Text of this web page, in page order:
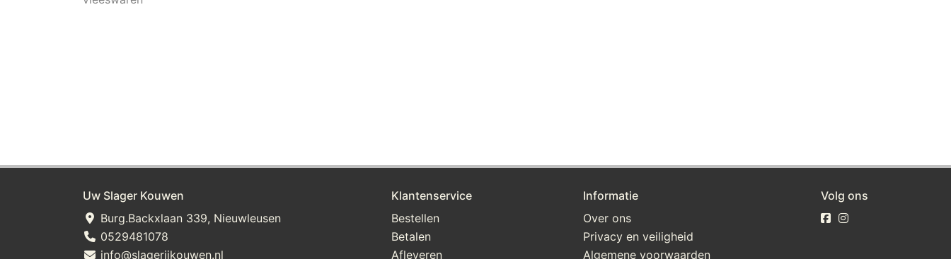
Uw Slager Kouwen
Burg.Backxlaan 339, Nieuwleusen
0529481078
info@slagerijkouwen.nl
Klantenservice
Bestellen
Betalen
Afleveren
Informatie
Over ons
Privacy en veiligheid
Algemene voorwaarden
Volg ons